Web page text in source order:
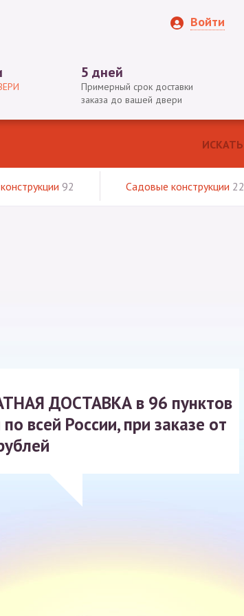
Войти
5 дней
Примерный срок доставки
заказа до вашей двери
92 Садовые конструкции 22
ДОСТАВКА в 96 пунктов
всей России, при заказе от